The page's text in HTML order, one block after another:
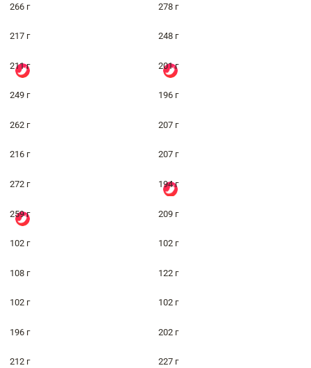
266 г 278 г
217 г 248 г
211 г 201 г
249 г 196 г
262 г 207 г
216 г 207 г
272 г 194 г
259 г 209 г
102 г 102 г
108 г 122 г
102 г 102 г
196 г 202 г
212 г 227 г